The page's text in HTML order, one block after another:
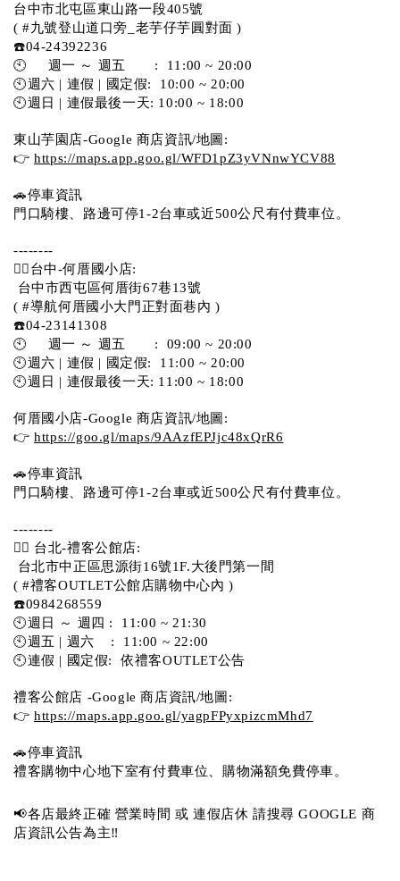
台中市北屯區東山路一段405號
( #九號登山道口旁_老芋仔芋圓對面 )
☎️04-24392236
🕙     週一 ～ 週五       :  11:00 ~ 20:00
🕙週六 | 連假 | 國定假:  10:00 ~ 20:00
🕙週日 | 連假最後一天: 10:00 ~ 18:00
東山芋園店-Google 商店資訊/地圖:
👉 https://maps.app.goo.gl/WFD1pZ3yVNnwYCV88
🚗停車資訊
門口騎樓、路邊可停1-2台車或近500公尺有付費車位。
--------
💁‍♀️台中-何厝國小店:
台中市西屯區何厝街67巷13號
( #導航何厝國小大門正對面巷內 )
☎️04-23141308
🕙     週一 ～ 週五       :  09:00 ~ 20:00
🕙週六 | 連假 | 國定假:  11:00 ~ 20:00
🕙週日 | 連假最後一天: 11:00 ~ 18:00
何厝國小店-Google 商店資訊/地圖:
👉 https://goo.gl/maps/9AAzfEPJjc48xQrR6
🚗停車資訊
門口騎樓、路邊可停1-2台車或近500公尺有付費車位。
--------
💁‍♀️ 台北-禮客公館店:
台北市中正區思源街16號1F.大後門第一間
( #禮客OUTLET公館店購物中心內 )
☎️0984268559
🕙週日 ～ 週四 :  11:00 ~ 21:30
🕙週五 | 週六    :  11:00 ~ 22:00
🕙連假 | 國定假:  依禮客OUTLET公告
禮客公館店 -Google 商店資訊/地圖:
👉 https://maps.app.goo.gl/yagpFPyxpizcmMhd7
🚗停車資訊
禮客購物中心地下室有付費車位、購物滿額免費停車。
📢各店最終正確 營業時間 或 連假店休 請搜尋 GOOGLE 商
店資訊公告為主‼️